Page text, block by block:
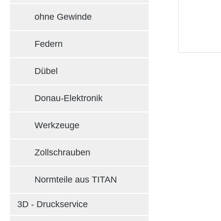
ohne Gewinde
Federn
Dübel
Donau-Elektronik
Werkzeuge
Zollschrauben
Normteile aus TITAN
3D - Druckservice